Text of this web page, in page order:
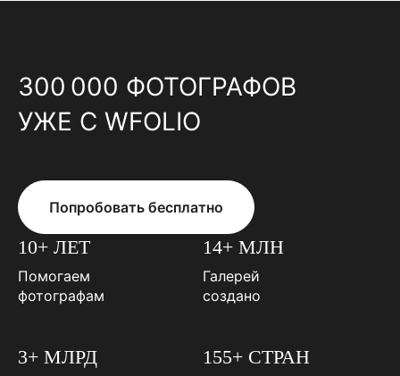
300 000 ФОТОГРАФОВ
УЖЕ С WFOLIO
Попробовать бесплатно
10+ ЛЕТ
Помогаем
фотографам
14+ МЛН
Галерей
создано
3+ МЛРД 155+ СТРАН